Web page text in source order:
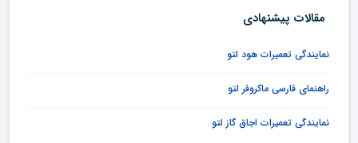
مقالات پیشنهادی
نمایندگی تعمیرات هود لتو
راهنمای فارسی ماکروفر لتو
نمایندگی تعمیرات اجاق گاز لتو